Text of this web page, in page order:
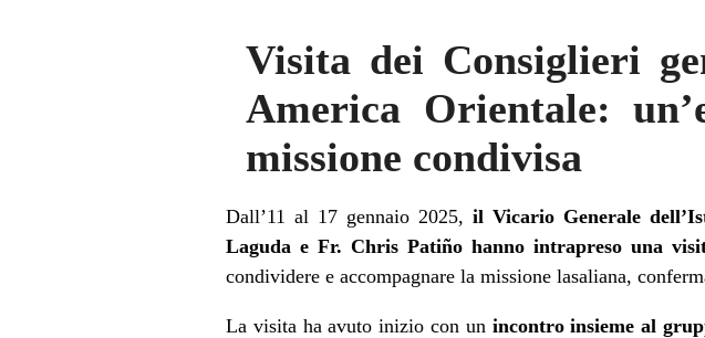
Visita dei Consiglieri
America Orientale:
missione condivisa
Dall’11 al 17 gennaio 2025,il Vicario Generale
Laguda e Fr. Chris Patiño hanno intrapreso una
condividere e accompagnare la missione lasaliana,
La visita ha avuto inizio con un incontro insieme al